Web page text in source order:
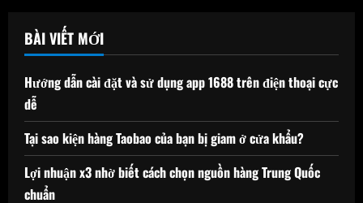
BÀI VIẾT MỚI
Hướng dẫn cài đặt và sử dụng app 1688 trên điện thoại cực
dễ
Tại sao kiện hàng Taobao của bạn bị giam ở cửa khẩu?
Lợi nhuận x3 nhờ biết cách chọn nguồn hàng Trung Quốc
chuẩn